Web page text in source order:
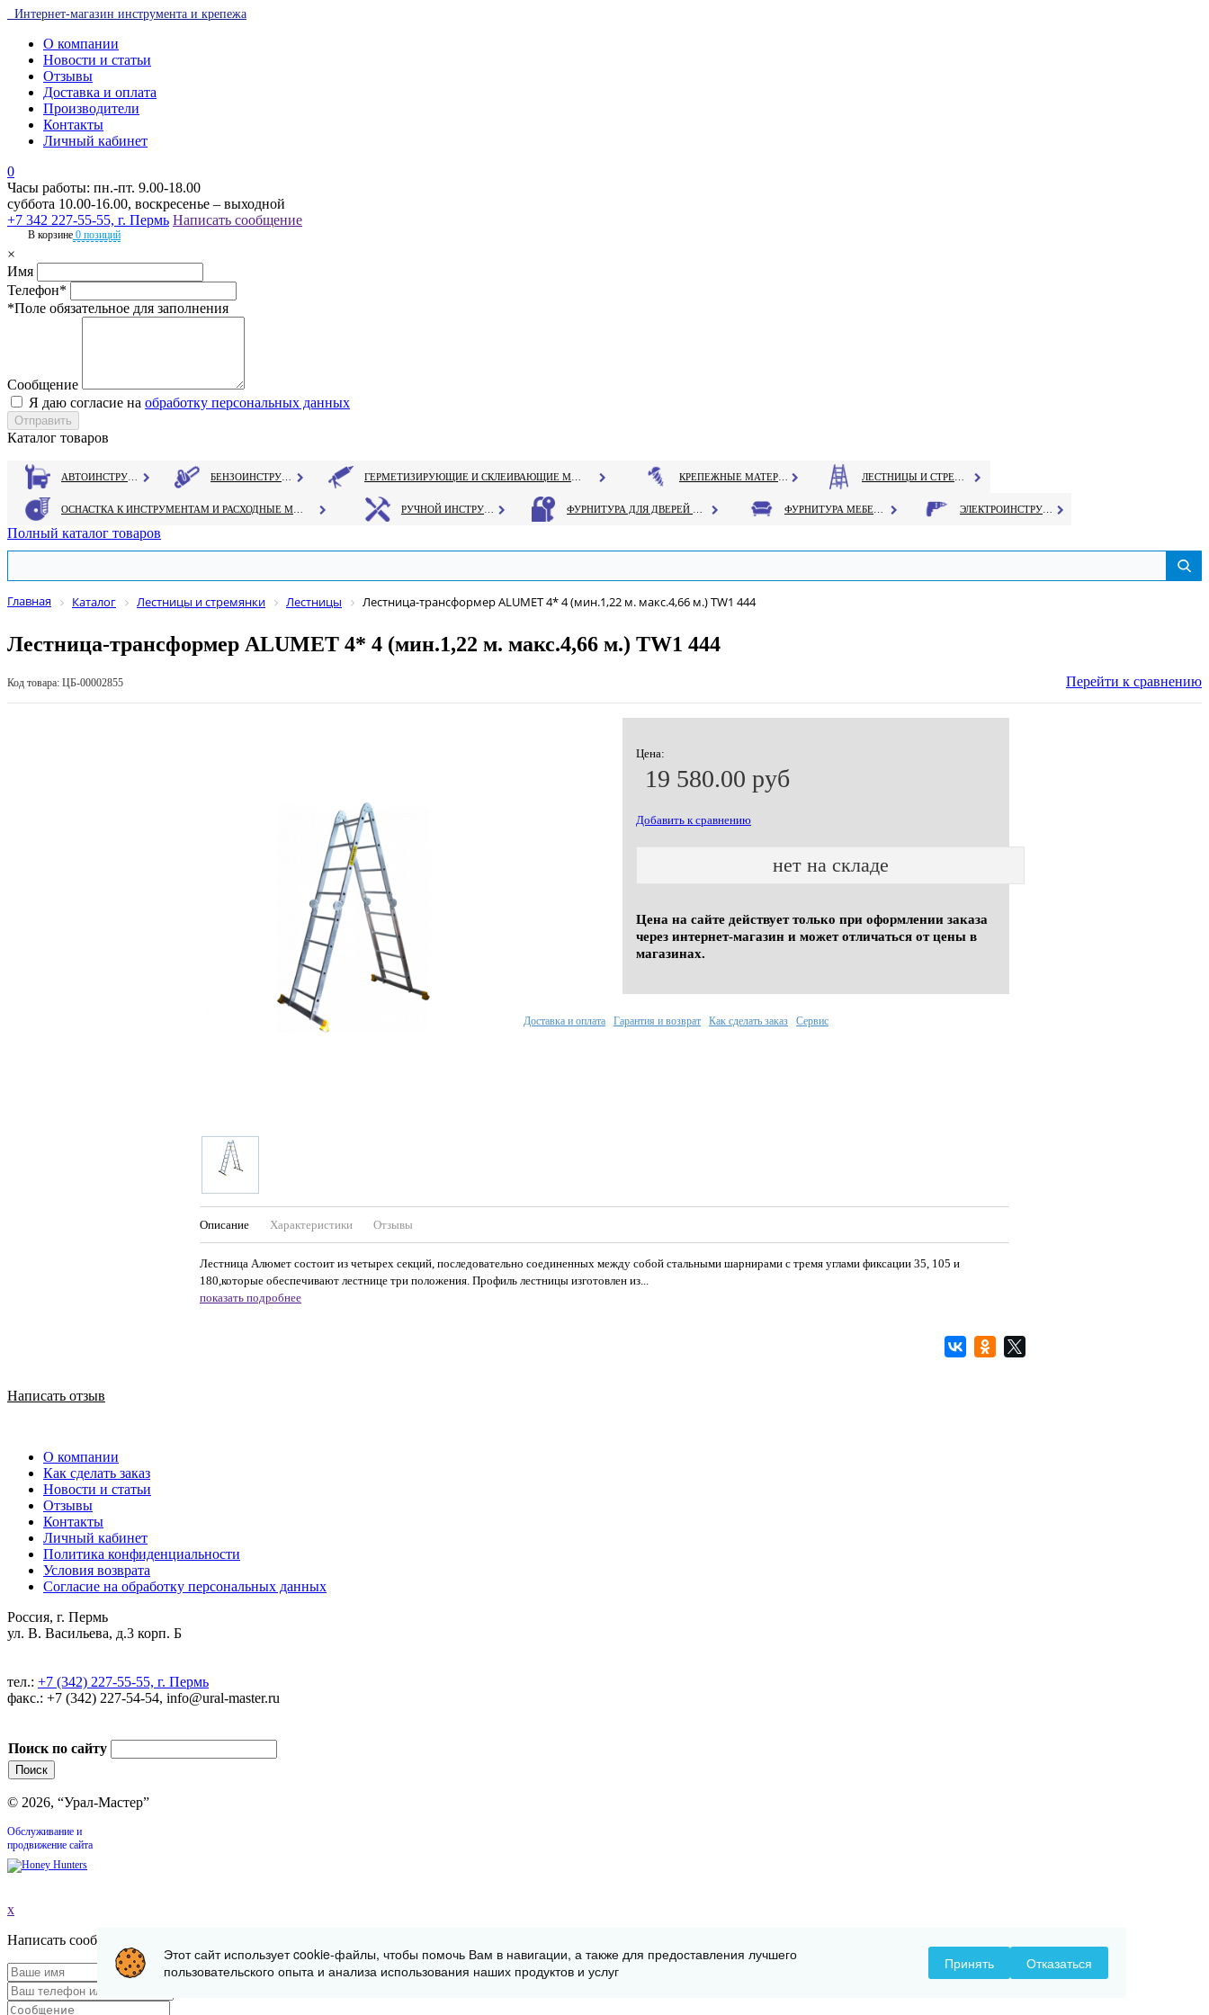
Интернет-магазин инструмента и крепежа
О компании
Новости и статьи
Отзывы
Доставка и оплата
Производители
Контакты
Личный кабинет
0
Часы работы: пн.-пт. 9.00-18.00
суббота 10.00-16.00, воскресенье – выходной
+7 342 227-55-55, г. Пермь Написать сообщение
В корзине 0 позиций
×
Имя
Телефон*
*Поле обязательное для заполнения
Сообщение
Я даю согласие на обработку персональных данных
Каталог товаров
Полный каталог товаров
Главная Каталог Лестницы и стремянки Лестницы Лестница-трансформер ALUMET 4* 4 (мин.1,22 м. макс.4,66 м.) ТW1 444
Лестница-трансформер ALUMET 4* 4 (мин.1,22 м. макс.4,66 м.) ТW1 444
Код товара: ЦБ-00002855 Перейти к сравнению
Цена:
19 580.00 руб
Добавить к сравнению
нет на складе
Цена на сайте действует только при оформлении заказа
через интернет-магазин и может отличаться от цены в
магазинах.
Описание Характеристики Отзывы
Лестница Алюмет состоит из четырех секций, последовательно соединенных между собой стальными шарнирами с тремя углами фиксации 35, 105 и
180,которые обеспечивают лестнице три положения. Профиль лестницы изготовлен из...
показать подробнее
Доставка и оплата Гарантия и возврат Как сделать заказ Сервис
Написать отзыв
О компании
Как сделать заказ
Новости и статьи
Отзывы
Контакты
Личный кабинет
Политика конфиденциальности
Условия возврата
Согласие на обработку персональных данных
Россия, г. Пермь
ул. В. Васильева, д.3 корп. Б
тел.: +7 (342) 227-55-55, г. Пермь
факс.: +7 (342) 227-54-54, info@ural-master.ru
Поиск по сайту
© 2026, “Урал-Мастер”
Обслуживание и
продвижение сайта
x
Написать сообщение
Этот сайт использует cookie-файлы, чтобы помочь Вам в навигации, а также для предоставления лучшего
пользовательского опыта и анализа использования наших продуктов и услуг
Принять Отказаться